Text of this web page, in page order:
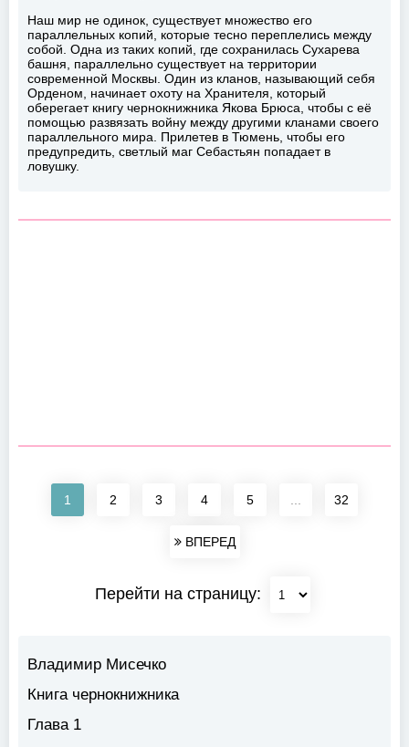
Наш мир не одинок, существует множество его
параллельных копий, которые тесно переплелись между
собой. Одна из таких копий, где сохранилась Сухарева
башня, параллельно существует на территории
современной Москвы. Один из кланов, называющий себя
Орденом, начинает охоту на Хранителя, который
оберегает книгу чернокнижника Якова Брюса, чтобы с её
помощью развязать войну между другими кланами своего
параллельного мира. Прилетев в Тюмень, чтобы его
предупредить, светлый маг Себастьян попадает в
ловушку.
1 2 3 4 5 32
ВПЕРЕД
Перейти на страницу:
Владимир Мисечко
Книга чернокнижника
Глава 1